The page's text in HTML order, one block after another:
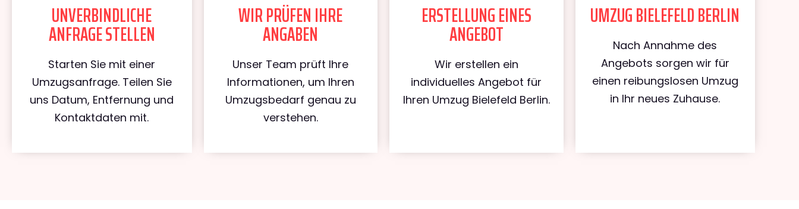
UNVERBINDLICHE
ANFRAGE STELLEN
Starten Sie mit einer
Umzugsanfrage. Teilen Sie
uns Datum, Entfernung und
Kontaktdaten mit.
WIR PRÜFEN IHRE
ANGABEN
Unser Team prüft Ihre
Informationen, um Ihren
Umzugsbedarf genau zu
verstehen.
ERSTELLUNG EINES
ANGEBOT
Wir erstellen ein
individuelles Angebot für
Ihren Umzug Bielefeld Berlin.
UMZUG BIELEFELD BERLIN
Nach Annahme des
Angebots sorgen wir für
einen reibungslosen Umzug
in Ihr neues Zuhause.